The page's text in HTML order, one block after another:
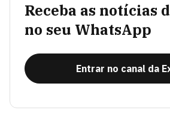
Receba as notícias
no seu WhatsApp
Entrar no canal da